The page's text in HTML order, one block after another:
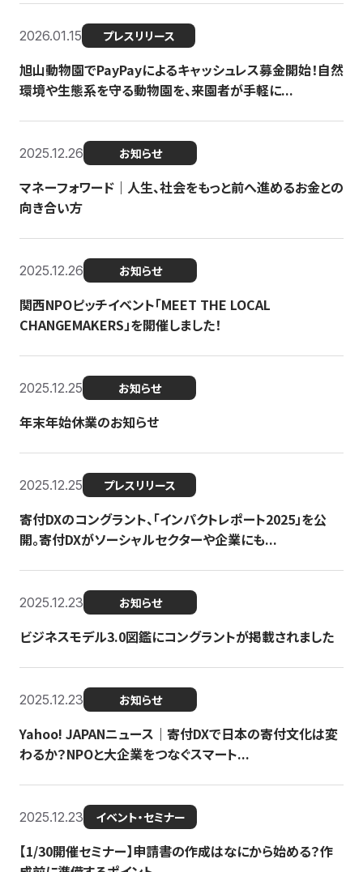
2026.01.15 プレスリリース
旭山動物園でPayPayによるキャッシュレス募金開始！自然
環境や生態系を守る動物園を、来園者が手軽に...
2025.12.26 お知らせ
マネーフォワード｜人生、社会をもっと前へ進めるお金との
向き合い方
2025.12.26 お知らせ
関西NPOピッチイベント「MEET THE LOCAL
CHANGEMAKERS」を開催しました！
2025.12.25 お知らせ
年末年始休業のお知らせ
2025.12.25 プレスリリース
寄付DXのコングラント、「インパクトレポート2025」を公
開。寄付DXがソーシャルセクターや企業にも...
2025.12.23 お知らせ
ビジネスモデル3.0図鑑にコングラントが掲載されました
2025.12.23 お知らせ
Yahoo! JAPANニュース｜寄付DXで日本の寄付文化は変
わるか？NPOと大企業をつなぐスマート...
2025.12.23 イベント・セミナー
【1/30開催セミナー】申請書の作成はなにから始める？作